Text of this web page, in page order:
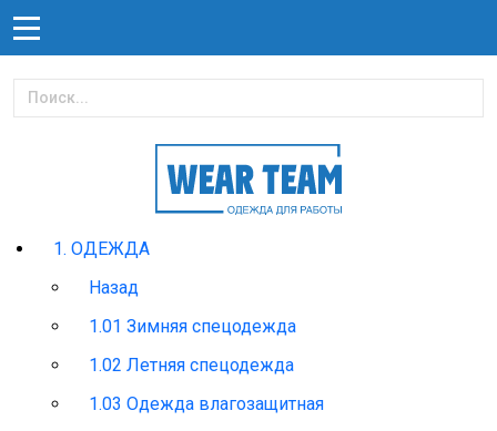
1. ОДЕЖДА
Назад
1.01 Зимняя спецодежда
1.02 Летняя спецодежда
1.03 Одежда влагозащитная